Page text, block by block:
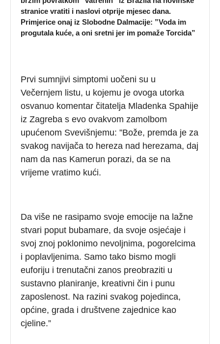
stranice vratiti i naslovi otprije mjesec dana.
Primjerice onaj iz Slobodne Dalmacije: ”Voda im
progutala kuće, a oni sretni jer im pomaže Torcida”
Prvi sumnjivi simptomi uočeni su u
Večernjem listu, u kojemu je ovoga utorka
osvanuo komentar čitatelja Mladenka Spahije
iz Zagreba s evo ovakvom zamolbom
upućenom Svevišnjemu: ”Bože, premda je za
svakog navijača to hereza nad herezama, daj
nam da nas Kamerun porazi, da se na
vrijeme vratimo kući.
Da više ne rasipamo svoje emocije na lažne
stvari poput bubamare, da svoje osjećaje i
svoj znoj poklonimo nevoljnima, pogorelcima
i poplavljenima. Samo tako bismo mogli
euforiju i trenutačni zanos preobraziti u
sustavno planiranje, kreativni čin i punu
zaposlenost. Na razini svakog pojedinca,
općine, grada i društvene zajednice kao
cjeline.”